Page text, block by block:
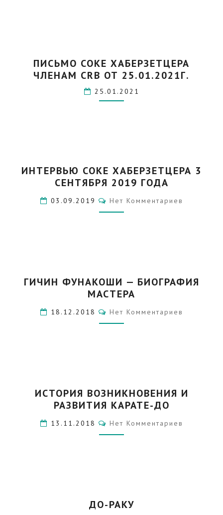
СОКЕ
ХАБЕРЗЕТЦЕРА
CRB
ПИСЬМО СОКЕ ХАБЕРЗЕТЦЕРА
ЧЛЕНАМ CRB ОТ 25.01.2021Г.
25.01.2021
СОКЕ
ХАБЕРЗЕТЦЕРА
СЕНТЯБРЯ
2019
ИНТЕРВЬЮ СОКЕ ХАБЕРЗЕТЦЕРА 3
СЕНТЯБРЯ 2019 ГОДА
03.09.2019 Комментарии
Нет Комментариев
ФУНАКОШИ
—
МАСТЕРА
ГИЧИН ФУНАКОШИ — БИОГРАФИЯ
МАСТЕРА
18.12.2018 Комментарии
Нет Комментариев
ВОЗНИКНОВЕНИЯ
И
КАРАТЕ-
ДО
ИСТОРИЯ ВОЗНИКНОВЕНИЯ И
РАЗВИТИЯ КАРАТЕ-ДО
13.11.2018 Комментарии
Нет Комментариев
РАКУ
ДО-РАКУ